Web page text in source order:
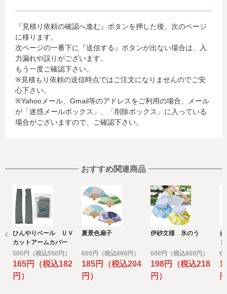
当社がお客様から収集した以下の個人情報等は、カード発
行会社が行う不正利用検知・防止のために、お客様が利用
されているカード発行会社へ提供させていただきます。(氏
名、電話番号、email アドレス、インターネット利用環境
に関する情報等)
お客様が利用されているカード発行会社が外国にある場
合、これらの情報は当該発行会社が所属する国に移転され
る場合があります。当社では、お客様から収集した情報か
らは、ご利用のカード発行会社及び当該会社が所在する国
を特定することができないため、以下の個人情報保護措置
・発行会社の個人情報保護の措置
なお、個人情報保護委員会のホームページ
(https://www.ppc.go.jp/)では、各国における個人情報保護
制度に関する情報について掲載されています。
お客様が未成年の場合、親権者または後見人の承諾を得た
上で、本サービスを利用するものとします。
e) 個人情報の取扱いの委託について
取得した個人情報の取扱いの全部又は、一部を委託するこ
とがあります。
その場合には、当社において最善の考慮を行います。
『見積り依頼の確認へ進む』ボタンを押した後、次のページ
に移ります。
次ページの一番下に『送信する』ボタンが出ない場合は、入
力漏れや誤りがございます。
もう一度ご確認下さい。
※見積もり依頼の送信時点ではご注文になりませんのでご安
心下さい。
※Yahooメール、Gmail等のアドレスをご利用の場合、メール
が「迷惑メールボックス」、「削除ボックス」に入っている
場合がございますので、ご確認下さい。
おすすめ関連商品
ひんやりベール ＵＶ
カットアームカバー
500円（税込550円）
165円（税込182
円）
夏景色扇子
600円（税込660円）
185円（税込204
円）
伊砂文様 氷のう
600円（税込660円）
198円（税込218
円）
ヒ